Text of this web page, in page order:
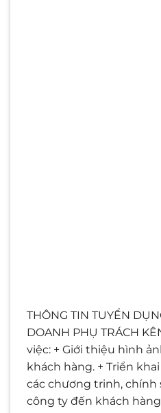
THÔNG TIN TUYỂN
DOANH PHỤ TRÁCH
việc: + Giới thiệu hình
khách hàng. + Triển
các chương trinh,
công ty đến khách